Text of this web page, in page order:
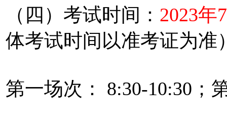
（四）考试时间： 2023年
体考试时间以准考证为准
第一场次： 8:30-10:30；